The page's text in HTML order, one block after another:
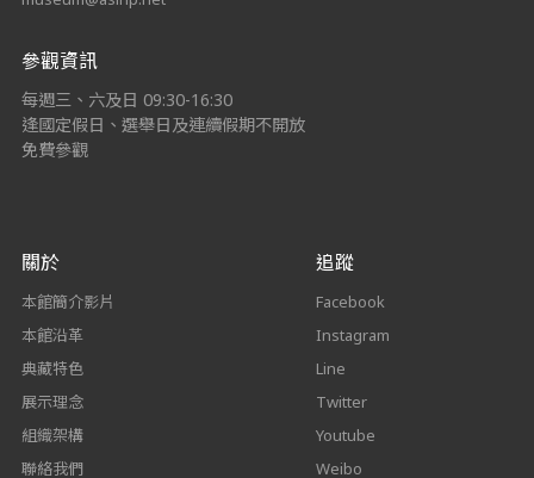
參觀資訊
每週三、六及日 09:30-16:30
逢國定假日、選舉日及連續假期不開放
免費參觀
關於
本館簡介影片
本館沿革
典藏特色
展示理念
組織架構
聯絡我們
追蹤
Facebook
Instagram
Line
Twitter
Youtube
Weibo